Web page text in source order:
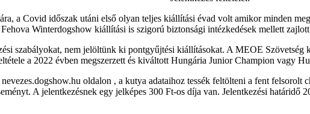
a Covid időszak utáni első olyan teljes kiállítási évad volt amikor minden
Winterdogshow kiállítási is szigorú biztonsági intézkedések mellett
szabályokat, nem jelöltünk ki pontgyűjtési kiállításokat. A MEOE Szövetség
a 2022 évben megszerzett és kiváltott Hungária Junior Champion vagy
oldalon , a kutya adataihoz tessék feltölteni a fent
A jelentkezésnek egy jelképes 300 Ft-os díja van. Jelentkezési határidő